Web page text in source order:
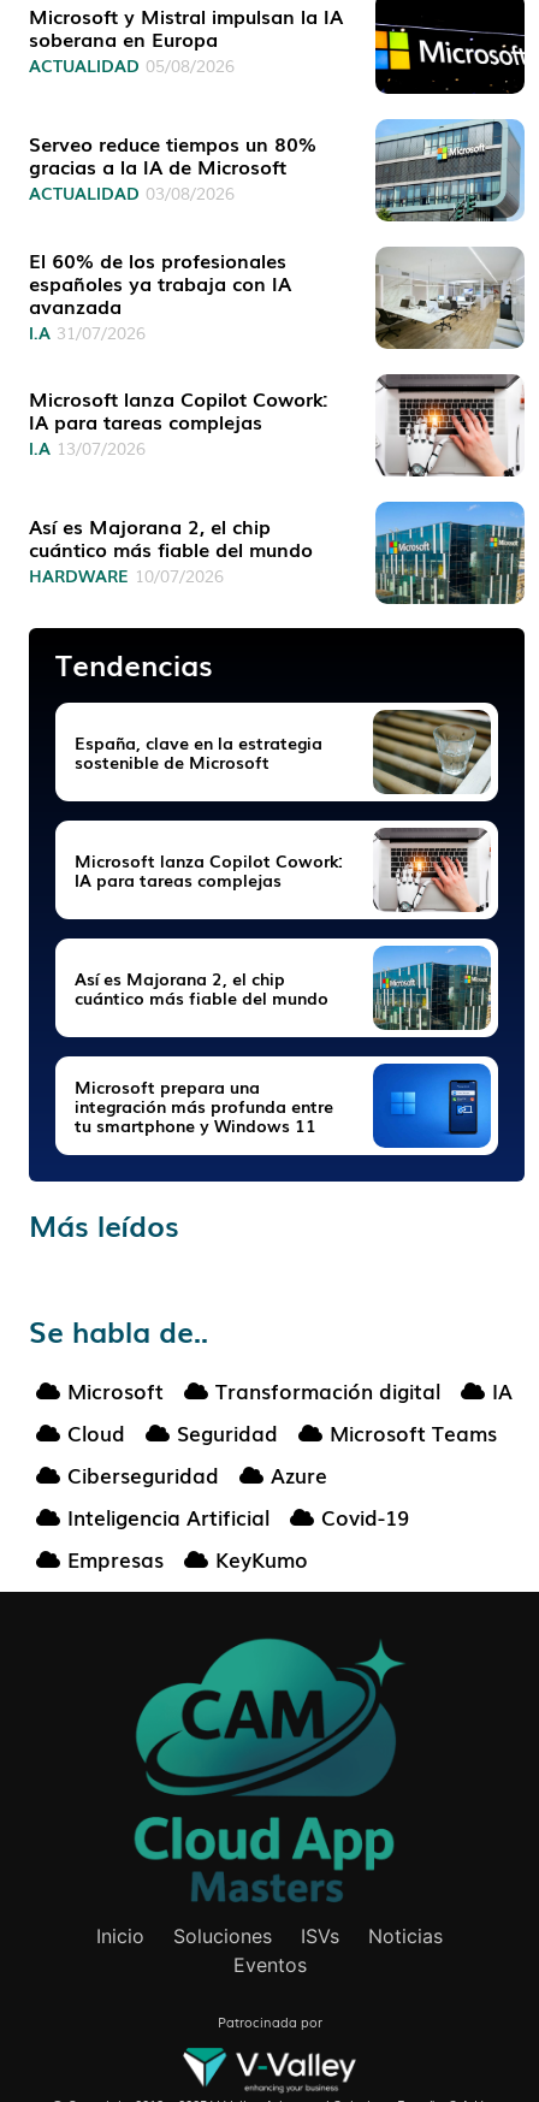
Microsoft y Mistral impulsan la IA
soberana en Europa
ACTUALIDAD 05/08/2026
Serveo reduce tiempos un 80%
gracias a la IA de Microsoft
ACTUALIDAD 03/08/2026
El 60% de los profesionales
españoles ya trabaja con IA
avanzada
I.A 31/07/2026
Microsoft lanza Copilot Cowork:
IA para tareas complejas
I.A 13/07/2026
Así es Majorana 2, el chip
cuántico más fiable del mundo
HARDWARE 10/07/2026
Tendencias
España, clave en la estrategia
sostenible de Microsoft
Microsoft lanza Copilot Cowork:
IA para tareas complejas
Así es Majorana 2, el chip
cuántico más fiable del mundo
Microsoft prepara una
integración más profunda entre
tu smartphone y Windows 11
Más leídos
Se habla de..
Microsoft Transformación digital
IA
Cloud
Seguridad
Microsoft Teams
Ciberseguridad
Azure
Inteligencia Artificial
Covid-19
Empresas
KeyKumo
Inicio Soluciones ISVs
Noticias
Eventos
Patrocinada por